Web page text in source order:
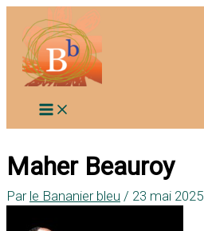
contenu
Maher Beauroy
Par le Bananier bleu / 23 mai 2025